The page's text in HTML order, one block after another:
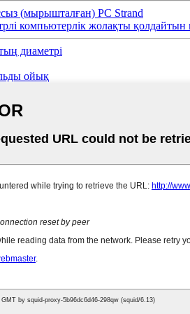
(мырышталған) PC Strand
компьютерлік жолақты қолдайтын
диаметрі
ойық